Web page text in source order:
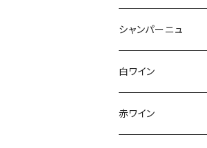
シャンパーニュ
アンリ・ジロー
アンリ・ビリオ・フィス
白ワイン
フランス
赤ワイン